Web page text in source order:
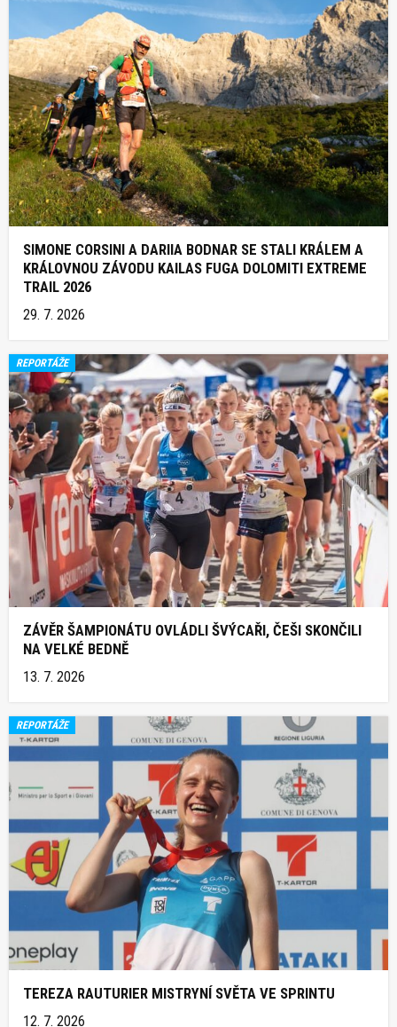
SIMONE CORSINI A DARIIA BODNAR SE STALI KRÁLEM A
KRÁLOVNOU ZÁVODU KAILAS FUGA DOLOMITI EXTREME
TRAIL 2026
29. 7. 2026
REPORTÁŽE
ZÁVĚR ŠAMPIONÁTU OVLÁDLI ŠVÝCAŘI, ČEŠI SKONČILI
NA VELKÉ BEDNĚ
13. 7. 2026
REPORTÁŽE
TEREZA RAUTURIER MISTRYNÍ SVĚTA VE SPRINTU
12. 7. 2026